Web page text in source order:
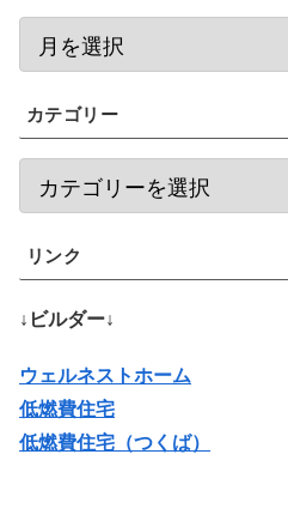
カテゴリー
リンク
↓ビルダー↓
ウェルネストホーム
低燃費住宅
低燃費住宅（つくば）